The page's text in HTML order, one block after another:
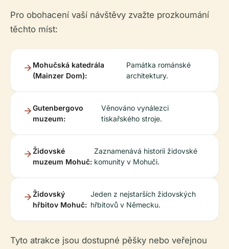
Pro obohacení vaší návštěvy zvažte prozkoumání
těchto míst:
Mohučská katedrála
(Mainzer Dom):
Památka románské
architektury.
Gutenbergovo
muzeum:
Věnováno vynálezci
tiskařského stroje.
Židovské
muzeum Mohuč:
Zaznamenává historii židovské
komunity v Mohuči.
Židovský
hřbitov Mohuč:
Jeden z nejstarších židovských
hřbitovů v Německu.
Tyto atrakce jsou dostupné pěšky nebo veřejnou